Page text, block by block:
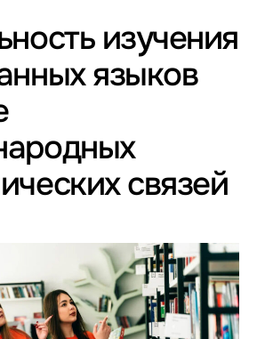
изучения
языков
связей